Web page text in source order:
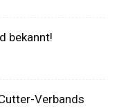
bekannt!
Verbands